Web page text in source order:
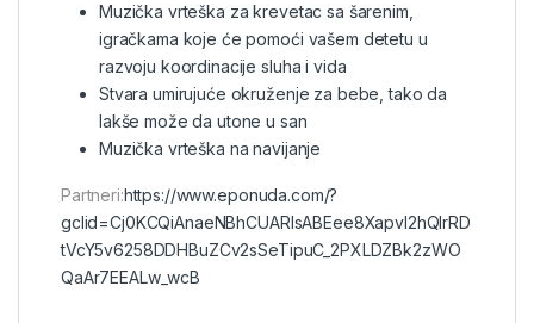
Muzička vrteška za krevetac sa šarenim,
igračkama koje će pomoći vašem detetu u
razvoju koordinacije sluha i vida
Stvara umirujuće okruženje za bebe, tako da
lakše može da utone u san
Muzička vrteška na navijanje
Partneri:https://www.eponuda.com/?
gclid=Cj0KCQiAnaeNBhCUARIsABEee8Xapvl2hQlrRD
tVcY5v6258DDHBuZCv2sSeTipuC_2PXLDZBk2zWO
QaAr7EEALw_wcB